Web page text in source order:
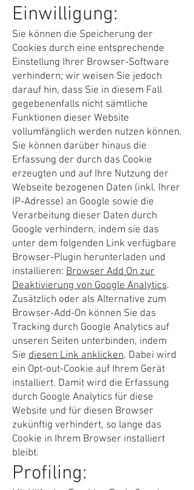
Einwilligung:
Sie können die Speicherung der
Cookies durch eine entsprechende
Einstellung Ihrer Browser-Software
verhindern; wir weisen Sie jedoch
darauf hin, dass Sie in diesem Fall
gegebenenfalls nicht sämtliche
Funktionen dieser Website
vollumfänglich werden nutzen können.
Sie können darüber hinaus die
Erfassung der durch das Cookie
erzeugten und auf Ihre Nutzung der
Webseite bezogenen Daten (inkl. Ihrer
IP-Adresse) an Google sowie die
Verarbeitung dieser Daten durch
Google verhindern, indem sie das
unter dem folgenden Link verfügbare
Browser-Plugin herunterladen und
installieren: Browser Add On zur
Deaktivierung von Google Analytics.
Zusätzlich oder als Alternative zum
Browser-Add-On können Sie das
Tracking durch Google Analytics auf
unseren Seiten unterbinden, indem
Sie diesen Link anklicken. Dabei wird
ein Opt-out-Cookie auf Ihrem Gerät
installiert. Damit wird die Erfassung
durch Google Analytics für diese
Website und für diesen Browser
zukünftig verhindert, so lange das
Cookie in Ihrem Browser installiert
bleibt.
Profiling: